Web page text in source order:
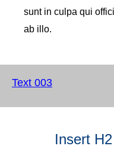
sunt in culpa qui
ab illo.
Text 003
Insert